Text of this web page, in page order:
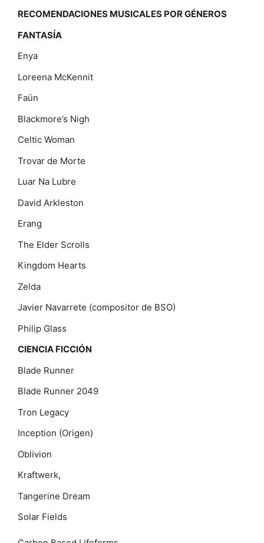
RECOMENDACIONES MUSICALES POR GÉNEROS
FANTASÍA
Enya
Loreena McKennit
Faün
Blackmore’s Nigh
Celtic Woman
Trovar de Morte
Luar Na Lubre
David Arkleston
Erang
The Elder Scrolls
Kingdom Hearts
Zelda
Javier Navarrete (compositor de BSO)
Philip Glass
CIENCIA FICCIÓN
Blade Runner
Blade Runner 2049
Tron Legacy
Inception (Origen)
Oblivion
Kraftwerk,
Tangerine Dream
Solar Fields